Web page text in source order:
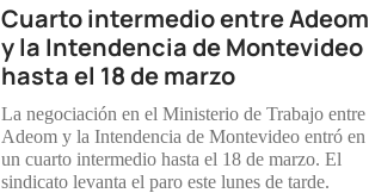
Cuarto intermedio entre Adeom
y la Intendencia de Montevideo
hasta el 18 de marzo
La negociación en el Ministerio de Trabajo entre
Adeom y la Intendencia de Montevideo entró en
un cuarto intermedio hasta el 18 de marzo. El
sindicato levanta el paro este lunes de tarde.